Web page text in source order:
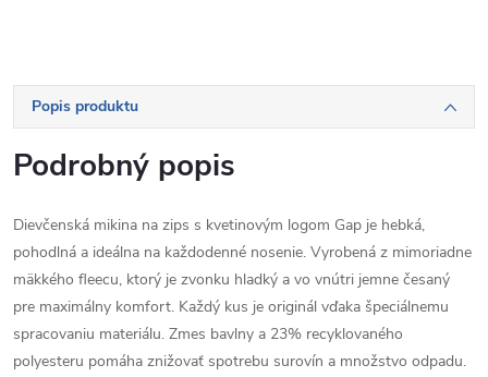
Popis produktu
Podrobný popis
Dievčenská mikina na zips s kvetinovým logom Gap je hebká,
pohodlná a ideálna na každodenné nosenie. Vyrobená z mimoriadne
mäkkého fleecu, ktorý je zvonku hladký a vo vnútri jemne česaný
pre maximálny komfort. Každý kus je originál vďaka špeciálnemu
spracovaniu materiálu. Zmes bavlny a 23% recyklovaného
polyesteru pomáha znižovať spotrebu surovín a množstvo odpadu.